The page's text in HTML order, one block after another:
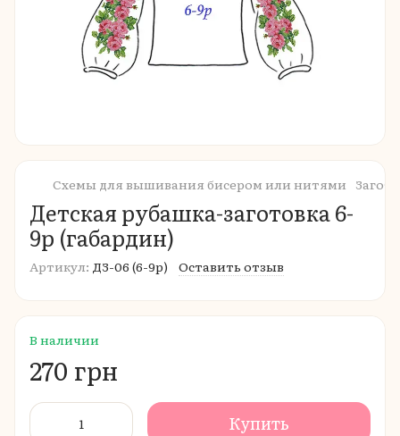
Схемы для вышивания бисером или нитями
Детская рубашка-заготовка 6-
9р (габардин)
Артикул: ДЗ-06 (6-9р) Оставить отзыв
В наличии
270 грн
Купить